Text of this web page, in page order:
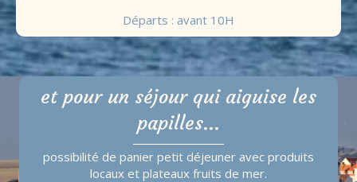
Départs : avant 10H
et pour un séjour qui aiguise les
papilles...
possibilité de panier petit déjeuner avec produits
locaux et plateaux fruits de mer.